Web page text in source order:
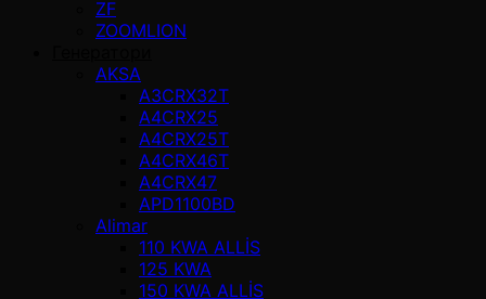
ZF
ZOOMLION
AKSA
A3CRX32T
A4CRX25
A4CRX25T
A4CRX46T
A4CRX47
APD1100BD
Alimar
110 KWA ALLİS
125 KWA
150 KWA ALLİS